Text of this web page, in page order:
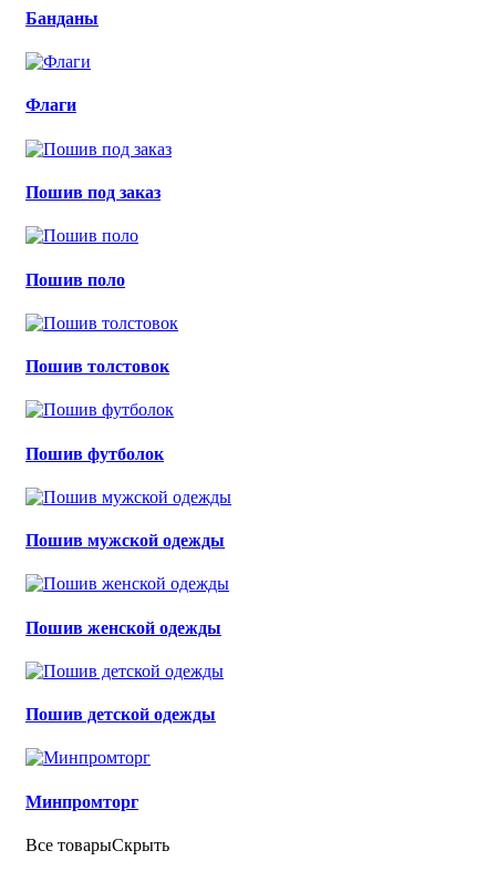
Банданы
Флаги
Пошив под заказ
Пошив поло
Пошив толстовок
Пошив футболок
Пошив мужской одежды
Пошив женской одежды
Пошив детской одежды
Минпромторг
Все товарыСкрыть